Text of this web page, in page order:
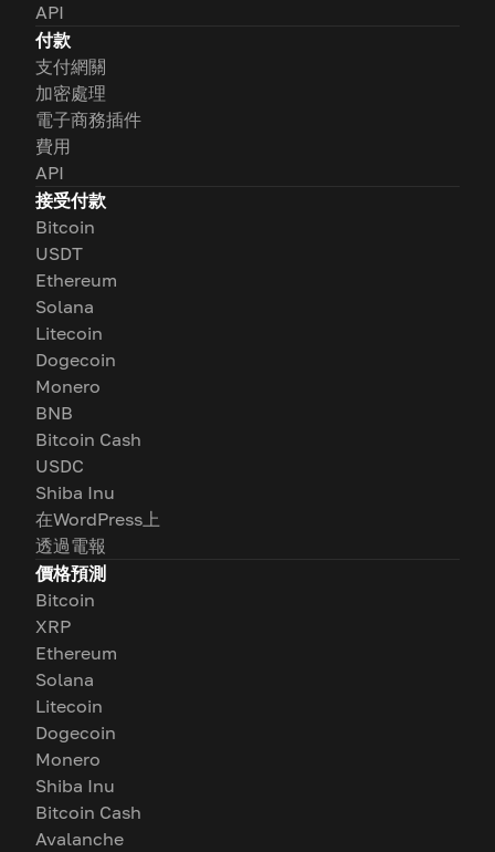
API
付款
支付網關
加密處理
電子商務插件
費用
API
接受付款
Bitcoin
USDT
Ethereum
Solana
Litecoin
Dogecoin
Monero
BNB
Bitcoin Cash
USDC
Shiba Inu
在WordPress上
透過電報
價格預測
Bitcoin
XRP
Ethereum
Solana
Litecoin
Dogecoin
Monero
Shiba Inu
Bitcoin Cash
Avalanche